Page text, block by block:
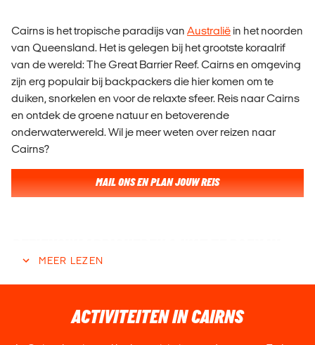
Cairns is het tropische paradijs van Australië in het noorden
van Queensland. Het is gelegen bij het grootste koraalrif
van de wereld: The Great Barrier Reef. Cairns en omgeving
zijn erg populair bij backpackers die hier komen om te
duiken, snorkelen en voor de relaxte sfeer. Reis naar Cairns
en ontdek de groene natuur en betoverende
onderwaterwereld. Wil je meer weten over reizen naar
Cairns?
MAIL ONS EN PLAN JOUW REIS
CAIRNS
er in overvloed. Er zijn cafés en speciale winkels voor surf-
MEER LEZEN
ACTIVITEITEN IN CAIRNS